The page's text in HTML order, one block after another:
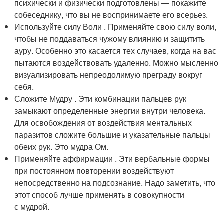
психически и физически подготовлены — покажите
собеседнику, что вы не воспринимаете его всерьез.
Используйте силу Воли . Применяйте свою силу воли,
чтобы не поддаваться чужому влиянию и защитить
ауру. Особенно это касается тех случаев, когда на вас
пытаются воздействовать удаленно. Можно мысленно
визуализировать непреодолимую преграду вокруг
себя.
Сложите Мудру . Эти комбинации пальцев рук
замыкают определенные энергии внутри человека.
Для освобождения от воздействия ментальных
паразитов сложите большие и указательные пальцы
обеих рук. Это мудра Ом.
Применяйте аффирмации . Эти вербальные формы
при постоянном повторении воздействуют
непосредственно на подсознание. Надо заметить, что
этот способ лучше применять в совокупности
с мудрой.